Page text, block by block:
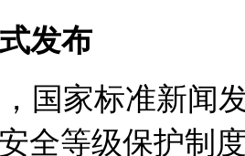
发布
家标准新闻
全等级保护制